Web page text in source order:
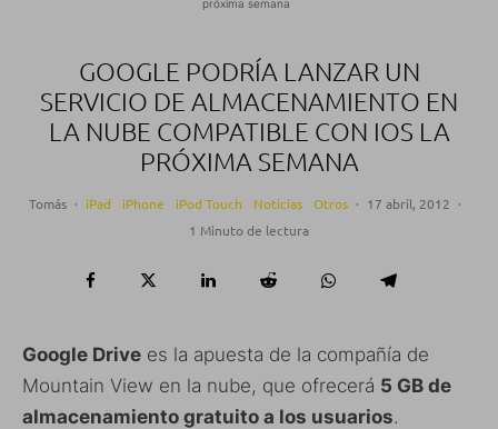
próxima semana
GOOGLE PODRÍA LANZAR UN
SERVICIO DE ALMACENAMIENTO EN
LA NUBE COMPATIBLE CON IOS LA
PRÓXIMA SEMANA
Tomás · iPad iPhone iPod Touch Noticias Otros · 17 abril, 2012 ·
1 Minuto de lectura
Google Drive es la apuesta de la compañía de
Mountain View en la nube, que ofrecerá 5 GB de
almacenamiento gratuito a los usuarios.